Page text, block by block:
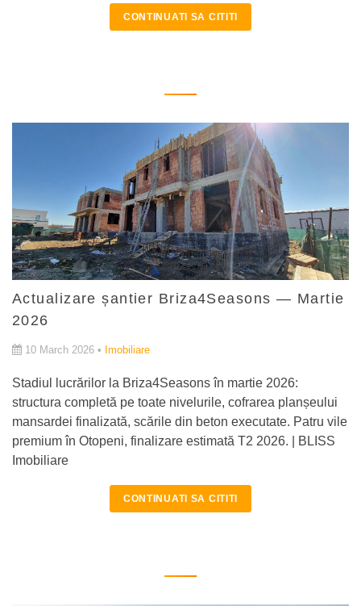
CONTINUATI SA CITITI
Actualizare șantier Briza4Seasons — Martie
2026
10 March 2026 • Imobiliare
Stadiul lucrărilor la Briza4Seasons în martie 2026:
structura completă pe toate nivelurile, cofrarea planșeului
mansardei finalizată, scările din beton executate. Patru vile
premium în Otopeni, finalizare estimată T2 2026. | BLISS
Imobiliare
CONTINUATI SA CITITI